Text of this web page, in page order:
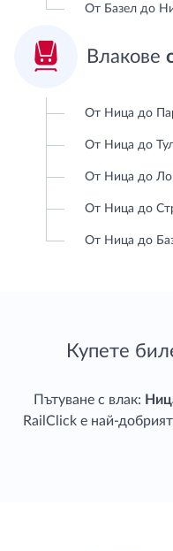
От Базел до
 Влакове
От Ница до
От Ница до
От Ница до
От Ница до
От Ница до
Купете
Пътуване с влак:
RailClick е най-